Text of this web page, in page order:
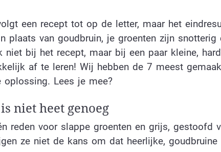
een recept tot op de letter, maar het
plaats van goudbruin, je groenten zijn snotterig
niet bij het recept, maar bij een paar kleine,
af te leren! Wij hebben de 7 meest
Lees je mee?
niet heet genoeg
reden voor slappe groenten en grijs, gestoofd
ze niet de kans om dat heerlijke,